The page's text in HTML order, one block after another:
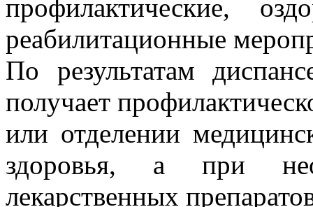
профилактические,
реабилитационные
По результатам
получает
или отделении
здоровья, а при
лекарственных